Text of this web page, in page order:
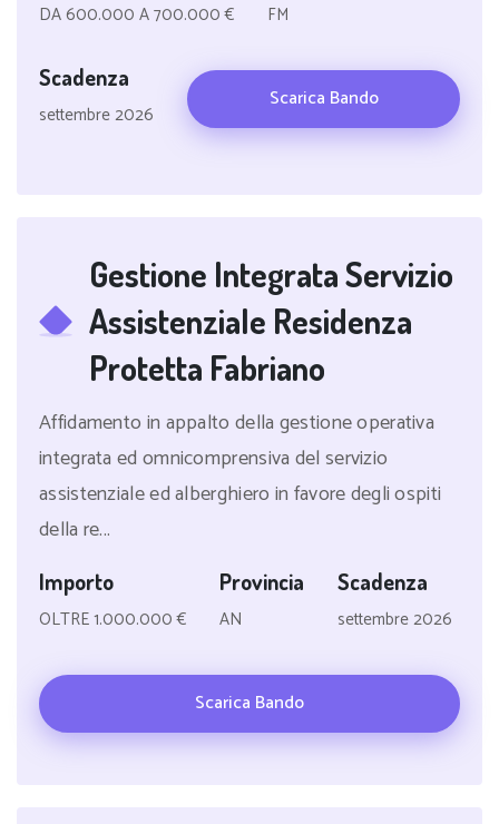
DA 600.000 A 700.000 € FM
Scadenza
settembre 2026
Scarica Bando
Gestione Integrata Servizio
Assistenziale Residenza
Protetta Fabriano
Affidamento in appalto della gestione operativa
integrata ed omnicomprensiva del servizio
assistenziale ed alberghiero in favore degli ospiti
della re...
Importo
OLTRE 1.000.000 €
Provincia
AN
Scadenza
settembre 2026
Scarica Bando